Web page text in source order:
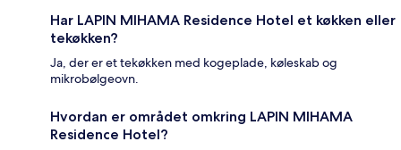
Har LAPIN MIHAMA Residence Hotel et køkken eller
tekøkken?
Ja, der er et tekøkken med kogeplade, køleskab og
mikrobølgeovn.
Hvordan er området omkring LAPIN MIHAMA
Residence Hotel?